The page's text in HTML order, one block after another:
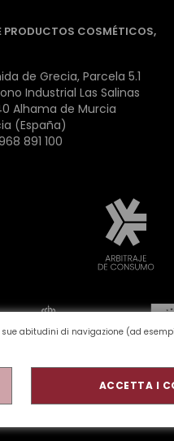
abitudini di navigazione (ad
ACCETTA I
PRODUCTOS COSMÉTICOS,
de Grecia, Parcela 5.1
Industrial Las Salinas
Alhama de Murcia
(España)
891 100